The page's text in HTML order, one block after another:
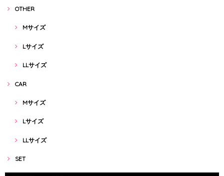
OTHER
Mサイズ
Lサイズ
LLサイズ
CAR
Mサイズ
Lサイズ
LLサイズ
SET